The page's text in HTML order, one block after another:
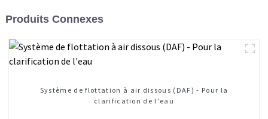
Produits Connexes
Système de flottation à air dissous (DAF) - Pour la
clarification de l'eau